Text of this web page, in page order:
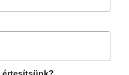
értesítsünk?